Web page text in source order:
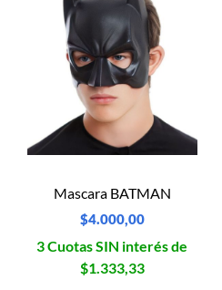
Mascara BATMAN
$4.000,00
3 Cuotas SIN interés de
$1.333,33